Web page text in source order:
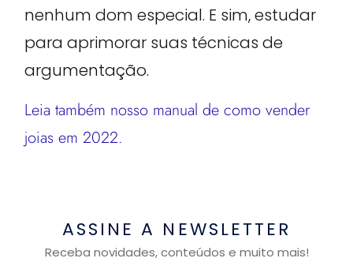
nenhum dom especial. E sim, estudar
para aprimorar suas técnicas de
argumentação.
Leia também nosso manual de como vender
joias em 2022.
ASSINE A NEWSLETTER
Receba novidades, conteúdos e muito mais!